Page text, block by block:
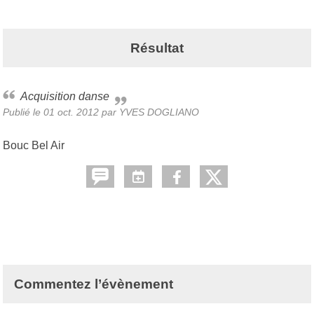
Résultat
Acquisition danse
Publié le 01 oct. 2012 par YVES DOGLIANO
Bouc Bel Air
Commentez l’évènement